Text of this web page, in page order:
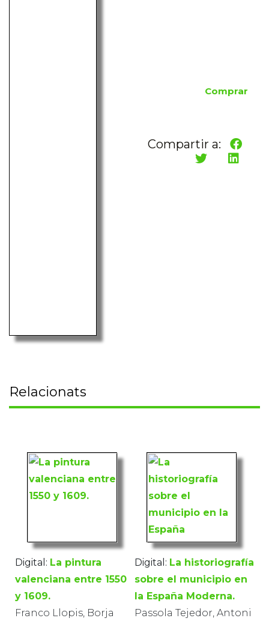
Comprar
Compartir a:
Relacionats
Digital: La pintura
valenciana entre 1550
y 1609.
Franco Llopis, Borja
Digital: La historiografía
sobre el municipio en
la España Moderna.
Passola Tejedor, Antoni